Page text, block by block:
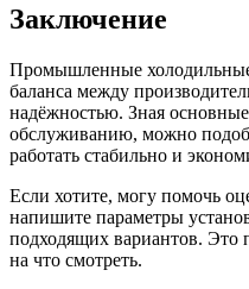
Заключение
Промышленные
баланса между
надёжностью. Зная
обслуживанию, можно
работать стабильно и
Если хотите, могу помочь
напишите параметры
подходящих вариантов. Это
на что смотреть.